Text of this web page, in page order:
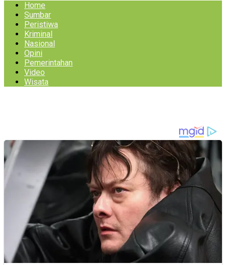
Home
Sumbar
Peristiwa
Kriminal
Nasional
Opini
Pemerintahan
Video
Wisata